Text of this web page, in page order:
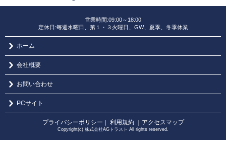
営業時間:09:00～18:00
定休日:毎週水曜日、第１・３火曜日、GW、夏季、冬季休業
ホーム
会社概要
お問い合わせ
PCサイト
プライバシーポリシー ｜ 利用規約 ｜アクセスマップ
Copyright(c) 株式会社AGトラスト All rights reserved.